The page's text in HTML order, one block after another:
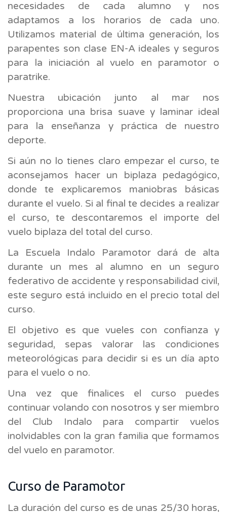
necesidades de cada alumno y nos
adaptamos a los horarios de cada uno.
Utilizamos material de última generación, los
parapentes son clase EN-A ideales y seguros
para la iniciación al vuelo en paramotor o
paratrike.
Nuestra ubicación junto al mar nos
proporciona una brisa suave y laminar ideal
para la enseñanza y práctica de nuestro
deporte.
Si aún no lo tienes claro empezar el curso, te
aconsejamos hacer un biplaza pedagógico,
donde te explicaremos maniobras básicas
durante el vuelo. Si al final te decides a realizar
el curso, te descontaremos el importe del
vuelo biplaza del total del curso.
La Escuela Indalo Paramotor dará de alta
durante un mes al alumno en un seguro
federativo de accidente y responsabilidad civil,
este seguro está incluido en el precio total del
curso.
El objetivo es que vueles con confianza y
seguridad, sepas valorar las condiciones
meteorológicas para decidir si es un día apto
para el vuelo o no.
Una vez que finalices el curso puedes
continuar volando con nosotros y ser miembro
del Club Indalo para compartir vuelos
inolvidables con la gran familia que formamos
del vuelo en paramotor.
Curso de Paramotor
La duración del curso es de unas 25/30 horas,